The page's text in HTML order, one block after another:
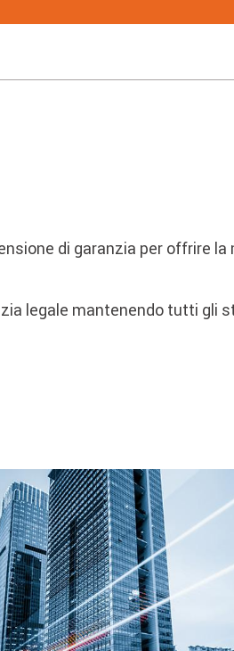
di garanzia per offrire
legale mantenendo tutti gli